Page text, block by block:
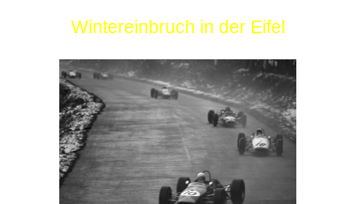
Wintereinbruch in der Eifel